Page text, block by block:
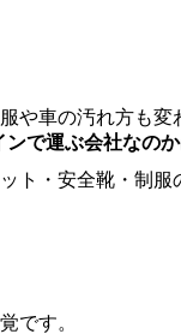
や車の汚れ方も変
ンで運ぶ会社なのか
ト・安全靴・制
です。